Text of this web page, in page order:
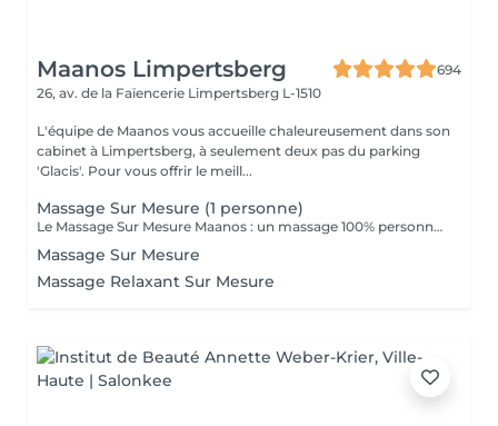
Maanos Limpertsberg
694
26, av. de la Faïencerie Limpertsberg L-1510
L'équipe de Maanos vous accueille chaleureusement dans son
cabinet à Limpertsberg, à seulement deux pas du parking
'Glacis'. Pour vous offrir le meill...
Massage Sur Mesure (1 personne)
Le Massage Sur Mesure Maanos : un massage 100% personnalisé en fonction de vos besoins et de vos envies !
Massage Sur Mesure
Massage Relaxant Sur Mesure